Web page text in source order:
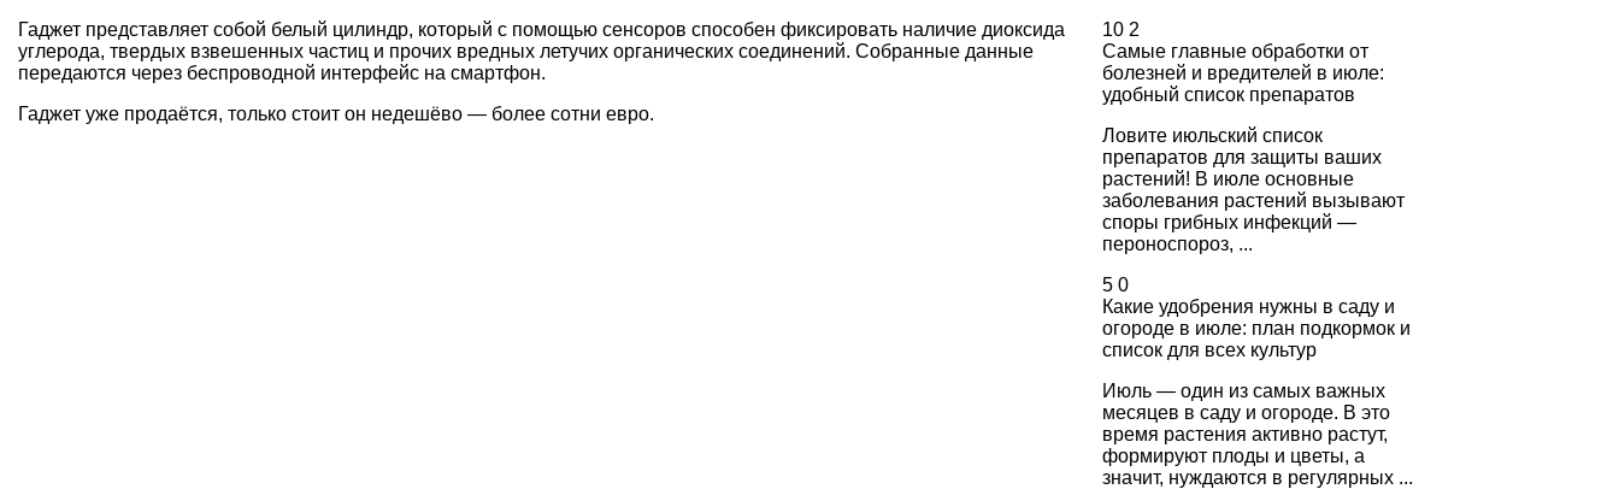
Гаджет представляет собой белый цилиндр, который с помощью сенсоров способен фиксировать наличие диоксида
углерода, твердых взвешенных частиц и прочих вредных летучих органических соединений. Собранные данные
передаются через беспроводной интерфейс на смартфон.
Гаджет уже продаётся, только стоит он недешёво — более сотни евро.
10 2
Самые главные обработки от
болезней и вредителей в июле:
удобный список препаратов
Ловите июльский список
препаратов для защиты ваших
растений! В июле основные
заболевания растений вызывают
споры грибных инфекций —
пероноспороз, ...
5 0
Какие удобрения нужны в саду и
огороде в июле: план подкормок и
список для всех культур
Июль — один из самых важных
месяцев в саду и огороде. В это
время растения активно растут,
формируют плоды и цветы, а
значит, нуждаются в регулярных ...